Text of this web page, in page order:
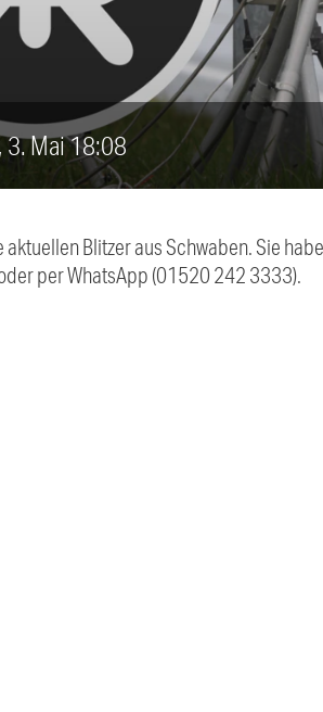
3. Mai 18:08
Blitzer aus Schwaben. Sie
per WhatsApp (01520 242 3333).